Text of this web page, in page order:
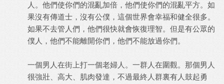
人。他們使你們的混亂加倍，他們使你們的混亂平方。如
果沒有傳道士，沒有公僕，這個世界會幸福和健全很多。
如果不去管人們，他們很快就會恢復理智。但是有公眾的
僕人，他們不能離開你們，他們不能放過你們。
一個男人在街上打一個老婦人。一群人在圍觀。那個男人
很強壯、高大、肌肉發達，不過最終人群裏有人鼓起勇